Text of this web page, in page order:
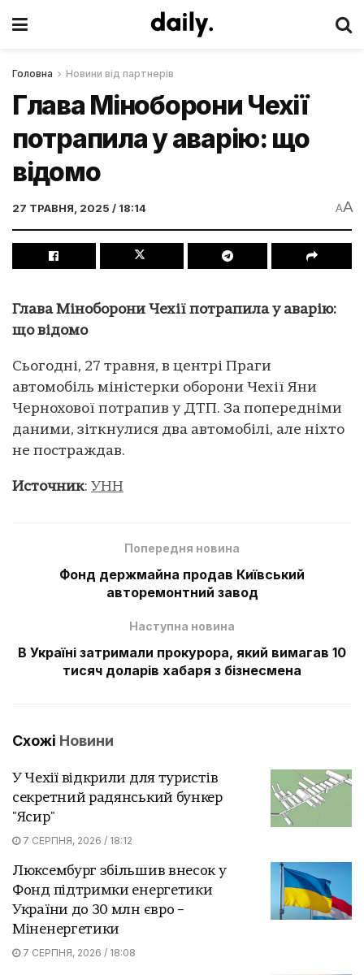
Головна Новини від партнерів
Глава Міноборони Чехії
потрапила у аварію: що
відомо
27 ТРАВНЯ, 2025 / 18:14 AA
Глава Міноборони Чехії потрапила у аварію:
що відомо
Сьогодні, 27 травня, в центрі Праги
автомобіль міністерки оборони Чехії Яни
Чернохової потрапив у ДТП. За попередніми
даними, зіткнулися два автомобілі, але ніхто
не постраждав.
Источник: УНН
Попередня новина
Фонд держмайна продав Київський
авторемонтний завод
Наступна новина
В Україні затримали прокурора, який вимагав 10
тисяч доларів хабаря з бізнесмена
Схожі Новини
У Чехії відкрили для туристів
секретний радянський бункер
"Ясир"
7 СЕРПНЯ, 2026 / 18:12
Люксембург збільшив внесок у
Фонд підтримки енергетики
України до 30 млн євро –
Міненергетики
7 СЕРПНЯ, 2026 / 18:08